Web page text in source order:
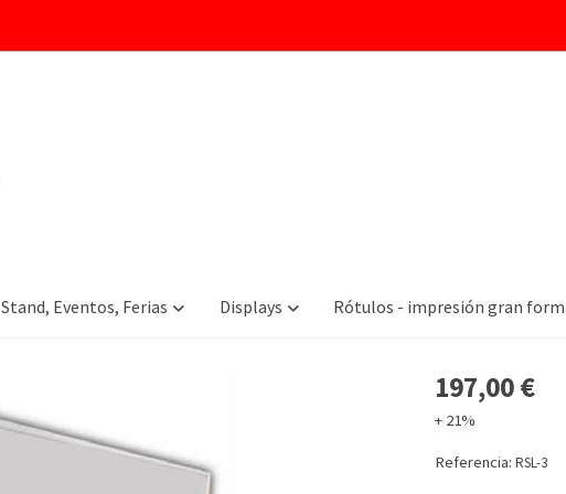
Stand, Eventos, Ferias Displays Rótulos - impresión gran
197,00 €
+ 21%
Referencia:RSL-3